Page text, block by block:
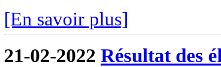
[En savoir plus]
21-02-2022 Résultat des